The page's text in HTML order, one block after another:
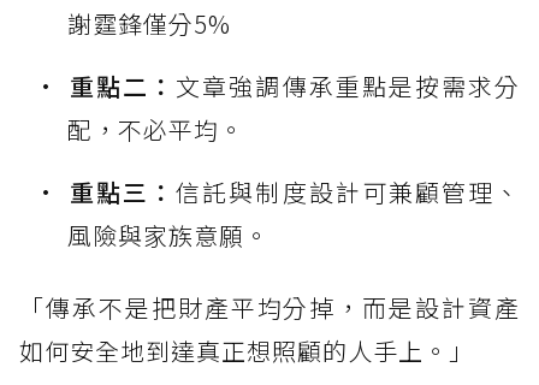
謝霆鋒僅分5%
重點二： 文章強調傳承重點是按需求分
配，不必平均。
重點三：信託與制度設計可兼顧管理、
風險與家族意願。
「傳承不是把財產平均分掉，而是設計資產
如何安全地到達真正想照顧的人手上。」